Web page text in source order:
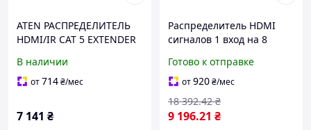
ATEN РАСПРЕДЕЛИТЕЛЬ
HDMI/IR CAT 5 EXTENDER
В наличии
от714₴/мес
7 141 ₴
Распределитель HDMI
сигналов 1 вход на 8
(КНР) спліттер высокой
четкости до 8 устройств
Готово к отправке
от920₴/мес
9 196.21 ₴
18 392.42 ₴